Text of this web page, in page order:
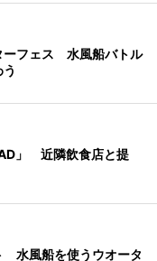
ーフェス 水風船バトル
」 近隣飲食店と提
水風船を使うウオータ